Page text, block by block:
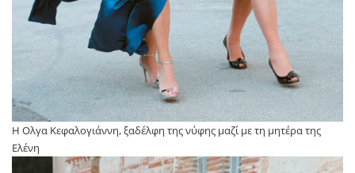
Η Ολγα Κεφαλογιάννη, ξαδέλφη της νύφης μαζί με τη μητέρα της
Ελένη